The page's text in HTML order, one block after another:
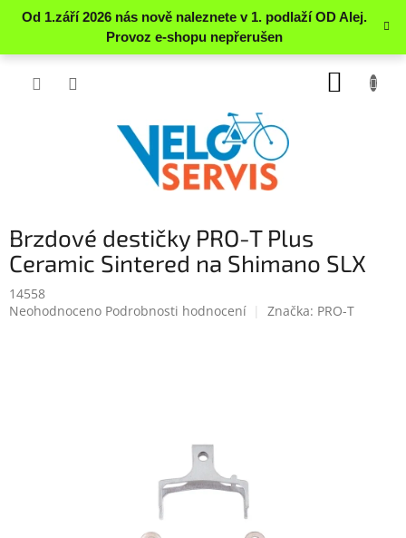
Přejít
Brzdové destičky PRO-T Plus
Ceramic Sintered na Shimano SLX
14558
Průměrné
Neohodnoceno Podrobnosti hodnocení Značka: PRO-T